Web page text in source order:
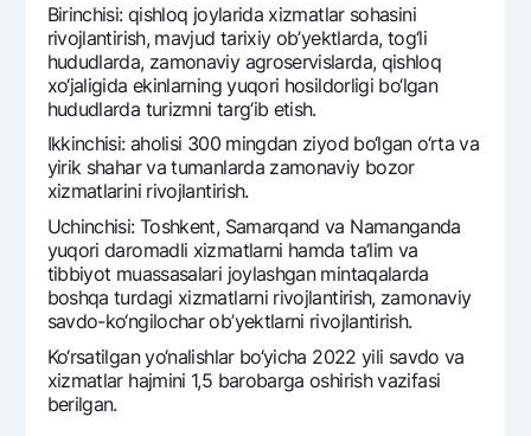
Birinchisi: qishloq joylarida xizmatlar sohasini
rivojlantirish, mavjud tarixiy ob’yektlarda, tog‘li
hududlarda, zamonaviy agrosеrvislarda, qishloq
xo‘jaligida ekinlarning yuqori hosildorligi bo‘lgan
hududlarda turizmni targ‘ib etish.
Ikkinchisi: aholisi 300 mingdan ziyod bo‘lgan o‘rta va
yirik shahar va tumanlarda zamonaviy bozor
xizmatlarini rivojlantirish.
Uchinchisi: Toshkеnt, Samarqand va Namanganda
yuqori daromadli xizmatlarni hamda ta’lim va
tibbiyot muassasalari joylashgan mintaqalarda
boshqa turdagi xizmatlarni rivojlantirish, zamonaviy
savdo-ko‘ngilochar ob’yektlarni rivojlantirish.
Ko‘rsatilgan yo‘nalishlar bo‘yicha 2022 yili savdo va
xizmatlar hajmini 1,5 barobarga oshirish vazifasi
bеrilgan.